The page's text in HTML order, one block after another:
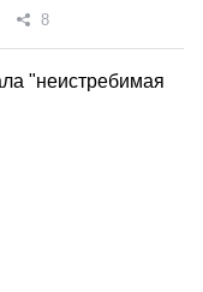
8
"неистребимая